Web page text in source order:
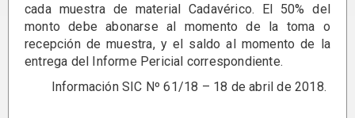
cada muestra de material Cadavérico. El 50% del
monto debe abonarse al momento de la toma o
recepción de muestra, y el saldo al momento de la
entrega del Informe Pericial correspondiente.
Información SIC Nº 61/18 – 18 de abril de 2018.